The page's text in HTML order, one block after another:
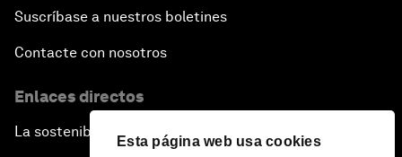
Esta página web usa cookies
Suscríbase a nuestros boletines
Contacte con nosotros
Enlaces directos
La sostenibilidad en el Foro